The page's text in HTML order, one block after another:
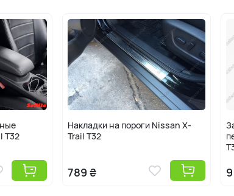
T32
Накладки на пороги Nissan X-
Trail T32
789 ₴